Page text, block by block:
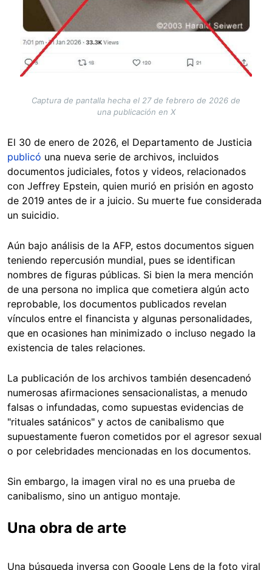
Captura de pantalla hecha el 27 de febrero de 2026 de
una publicación en X
El 30 de enero de 2026, el Departamento de Justicia
publicó una nueva serie de archivos, incluidos
documentos judiciales, fotos y videos, relacionados
con Jeffrey Epstein, quien murió en prisión en agosto
de 2019 antes de ir a juicio. Su muerte fue considerada
un suicidio.
Aún bajo análisis de la AFP, estos documentos siguen
teniendo repercusión mundial, pues se identifican
nombres de figuras públicas. Si bien la mera mención
de una persona no implica que cometiera algún acto
reprobable, los documentos publicados revelan
vínculos entre el financista y algunas personalidades,
que en ocasiones han minimizado o incluso negado la
existencia de tales relaciones.
La publicación de los archivos también desencadenó
numerosas afirmaciones sensacionalistas, a menudo
falsas o infundadas, como supuestas evidencias de
"rituales satánicos" y actos de canibalismo que
supuestamente fueron cometidos por el agresor sexual
o por celebridades mencionadas en los documentos.
Sin embargo, la imagen viral no es una prueba de
canibalismo, sino un antiguo montaje.
Una obra de arte
Una búsqueda inversa con Google Lens de la foto viral